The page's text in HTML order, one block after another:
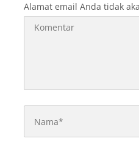
Alamat email Anda tidak